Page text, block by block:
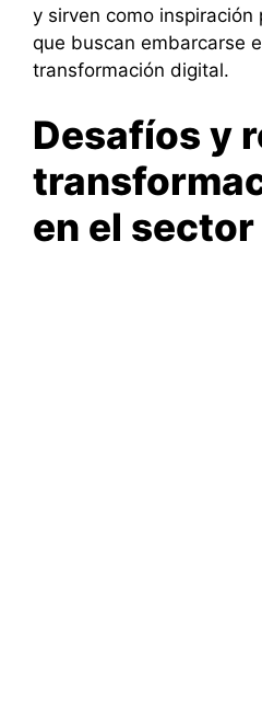
y sirven como
que buscan embarcarse
transformación digital.
Desafíos y
en el